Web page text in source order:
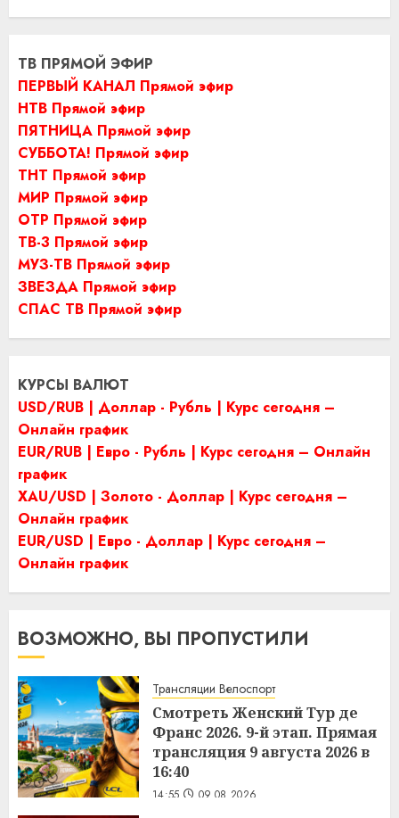
ТВ ПРЯМОЙ ЭФИР
ПЕРВЫЙ КАНАЛ Прямой эфир
НТВ Прямой эфир
ПЯТНИЦА Прямой эфир
СУББОТА! Прямой эфир
ТНТ Прямой эфир
МИР Прямой эфир
ОТР Прямой эфир
ТВ-3 Прямой эфир
МУЗ-ТВ Прямой эфир
ЗВЕЗДА Прямой эфир
СПАС ТВ Прямой эфир
КУРСЫ ВАЛЮТ
USD/RUB | Доллар - Рубль | Курс сегодня –
Онлайн график
EUR/RUB | Евро - Рубль | Курс сегодня – Онлайн
график
XAU/USD | Золото - Доллар | Курс сегодня –
Онлайн график
EUR/USD | Евро - Доллар | Курс сегодня –
Онлайн график
ВОЗМОЖНО, ВЫ ПРОПУСТИЛИ
Трансляции Велоспорт
Смотреть Женский Тур де
Франс 2026. 9-й этап. Прямая
трансляция 9 августа 2026 в
16:40
14:55 09.08.2026